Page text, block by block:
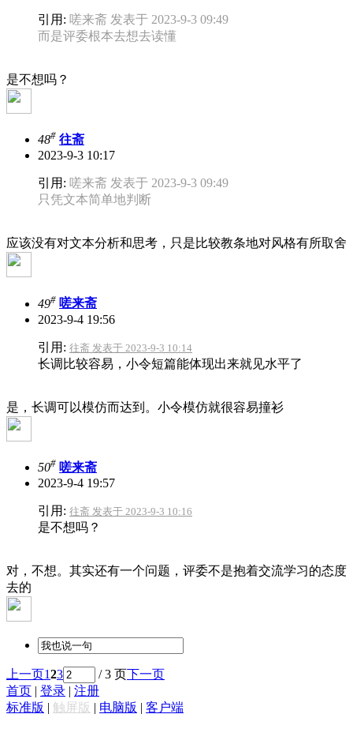
引用: 嗟来斋 发表于 2023-9-3 09:49
而是评委根本去想去读懂
是不想吗？
48# 往斋
2023-9-3 10:17
引用: 嗟来斋 发表于 2023-9-3 09:49
只凭文本简单地判断
应该没有对文本分析和思考，只是比较教条地对风格有所取舍
49# 嗟来斋
2023-9-4 19:56
引用: 往斋 发表于 2023-9-3 10:14
长调比较容易，小令短篇能体现出来就见水平了
是，长调可以模仿而达到。小令模仿就很容易撞衫
50# 嗟来斋
2023-9-4 19:57
引用: 往斋 发表于 2023-9-3 10:16
是不想吗？
对，不想。其实还有一个问题，评委不是抱着交流学习的态度
去的
上一页123 / 3 页下一页
首页 | 登录 | 注册
标准版 | 触屏版 | 电脑版 | 客户端